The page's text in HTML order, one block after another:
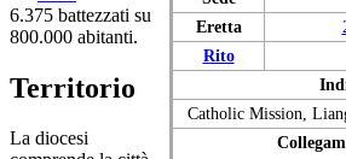
Eretta
Rito
Catholic Mission,
6.375 battezzati su
800.000 abitanti.
Territorio
La diocesi